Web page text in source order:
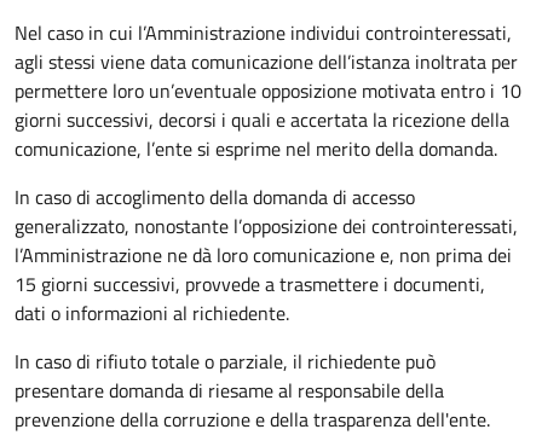
Nel caso in cui l’Amministrazione individui controinteressati,
agli stessi viene data comunicazione dell’istanza inoltrata per
permettere loro un’eventuale opposizione motivata entro i 10
giorni successivi, decorsi i quali e accertata la ricezione della
comunicazione, l’ente si esprime nel merito della domanda.
In caso di accoglimento della domanda di accesso
generalizzato, nonostante l’opposizione dei controinteressati,
l’Amministrazione ne dà loro comunicazione e, non prima dei
15 giorni successivi, provvede a trasmettere i documenti,
dati o informazioni al richiedente.
In caso di rifiuto totale o parziale, il richiedente può
presentare domanda di riesame al responsabile della
prevenzione della corruzione e della trasparenza dell'ente.